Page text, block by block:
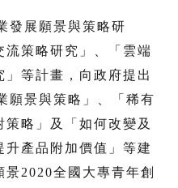
發展願景與策略研
流策略研究」、「雲端
等計畫，向政府提出
願景與策略」、「稀有
略」及「如何改變及
升產品附加價值」等建
2020全國大專青年創